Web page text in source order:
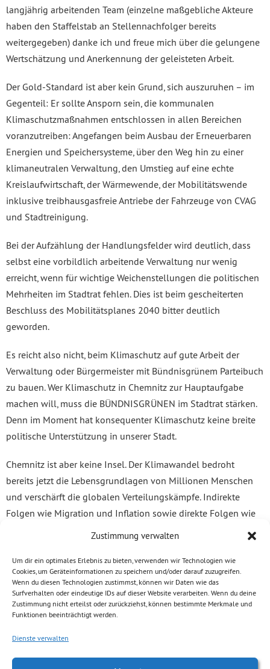
Zustimmung verwalten
Um dir ein optimales Erlebnis zu bieten, verwenden wir Technologien wie
Cookies, um Geräteinformationen zu speichern und/oder darauf zuzugreifen.
Wenn du diesen Technologien zustimmst, können wir Daten wie das
Surfverhalten oder eindeutige IDs auf dieser Website verarbeiten. Wenn du deine
Zustimmung nicht erteilst oder zurückziehst, können bestimmte Merkmale und
Funktionen beeinträchtigt werden.
Dienste verwalten
langjährig arbeitenden Team (einzelne maßgebliche Akteure
haben den Staffelstab an Stellennachfolger bereits
weitergegeben) danke ich und freue mich über die gelungene
Wertschätzung und Anerkennung der geleisteten Arbeit.
Der Gold-Standard ist aber kein Grund, sich auszuruhen – im
Gegenteil: Er sollte Ansporn sein, die kommunalen
Klimaschutzmaßnahmen entschlossen in allen Bereichen
voranzutreiben: Angefangen beim Ausbau der Erneuerbaren
Energien und Speichersysteme, über den Weg hin zu einer
klimaneutralen Verwaltung, den Umstieg auf eine echte
Kreislaufwirtschaft, der Wärmewende, der Mobilitätswende
inklusive treibhausgasfreie Antriebe der Fahrzeuge von CVAG
und Stadtreinigung.
Bei der Aufzählung der Handlungsfelder wird deutlich, dass
selbst eine vorbildlich arbeitende Verwaltung nur wenig
erreicht, wenn für wichtige Weichenstellungen die politischen
Mehrheiten im Stadtrat fehlen. Dies ist beim gescheiterten
Beschluss des Mobilitätsplanes 2040 bitter deutlich
geworden.
Es reicht also nicht, beim Klimaschutz auf gute Arbeit der
Verwaltung oder Bürgermeister mit Bündnisgrünem Parteibuch
zu bauen. Wer Klimaschutz in Chemnitz zur Hauptaufgabe
machen will, muss die BÜNDNISGRÜNEN im Stadtrat stärken.
Denn im Moment hat konsequenter Klimaschutz keine breite
politische Unterstützung in unserer Stadt.
Chemnitz ist aber keine Insel. Der Klimawandel bedroht
bereits jetzt die Lebensgrundlagen von Millionen Menschen
und verschärft die globalen Verteilungskämpfe. Indirekte
Folgen wie Migration und Inflation sowie direkte Folgen wie
Klimaschutz ist der Schlüssel zu globaler und lokaler
Gerechtigkeit.